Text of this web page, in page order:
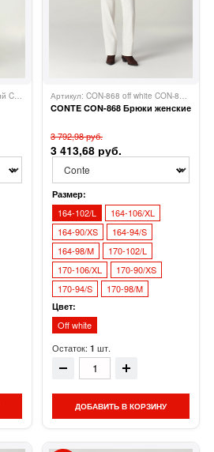
Артикул: CON-867 светло-синий CON-867 Conte
CONTE CON-868 Брюки женские
Артикул: CON-868 off white CON-868
3 792,98 руб.
3 413,68 руб.
Размер:
164-102/L
164-106/XL
164-90/XS
164-94/S
164-98/M
170-102/L
170-106/XL
170-90/XS
170-94/S
170-98/M
Цвет:
Off white
Остаток: 1 шт.
ДОБАВИТЬ В КОРЗИНУ